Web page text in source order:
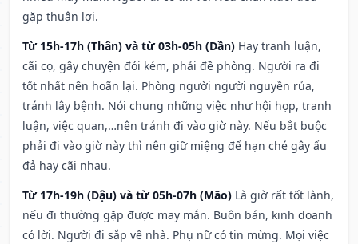
gặp thuận lợi.
Từ 15h-17h (Thân) và từ 03h-05h (Dần) Hay tranh luận,
cãi cọ, gây chuyện đói kém, phải đề phòng. Người ra đi
tốt nhất nên hoãn lại. Phòng người người nguyền rủa,
tránh lây bệnh. Nói chung những việc như hội họp, tranh
luận, việc quan,…nên tránh đi vào giờ này. Nếu bắt buộc
phải đi vào giờ này thì nên giữ miệng để hạn ché gây ẩu
đả hay cãi nhau.
Từ 17h-19h (Dậu) và từ 05h-07h (Mão) Là giờ rất tốt lành,
nếu đi thường gặp được may mắn. Buôn bán, kinh doanh
có lời. Người đi sắp về nhà. Phụ nữ có tin mừng. Mọi việc